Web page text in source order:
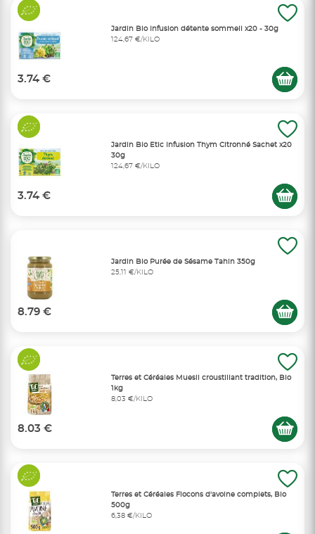
Jardin Bio Infusion détente sommeil x20 - 30g
124,67 €/KILO
3.74 €
Jardin Bio Etic Infusion Thym Citronné Sachet x20
30g
124,67 €/KILO
3.74 €
Jardin Bio Purée de Sésame Tahin 350g
25,11 €/KILO
8.79 €
Terres et Céréales Muesli croustillant tradition, Bio
1kg
8,03 €/KILO
8.03 €
Terres et Céréales Flocons d'avoine complets, Bio
500g
6,38 €/KILO